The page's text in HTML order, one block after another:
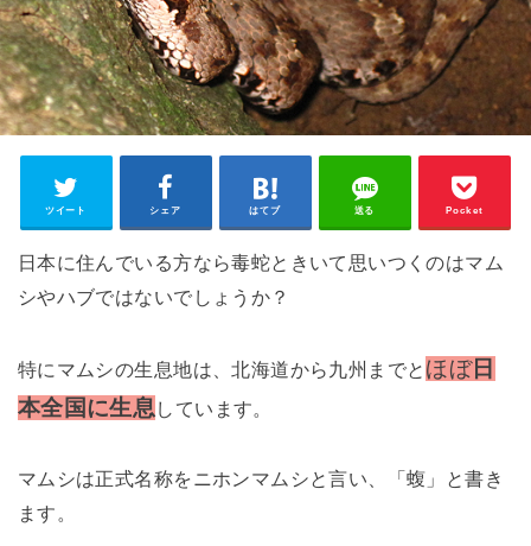
ツイート シェア はてブ 送る Pocket
日本に住んでいる方なら毒蛇ときいて思いつくのはマム
シやハブではないでしょうか？
特にマムシの生息地は、北海道から九州までと ほぼ日
本全国に生息しています。
マムシは正式名称をニホンマムシと言い、「蝮」と書き
ます。